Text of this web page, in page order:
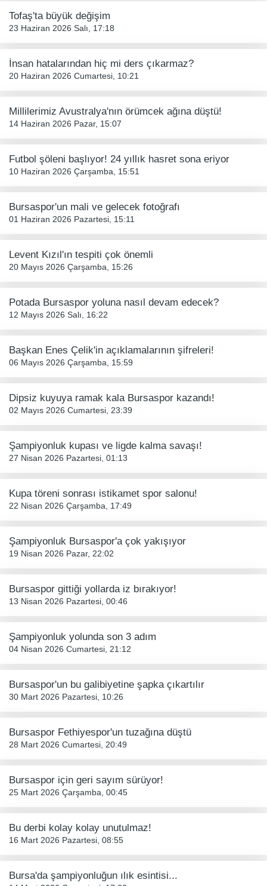
Tofaş'ta büyük değişim
23 Haziran 2026 Salı, 17:18
İnsan hatalarından hiç mi ders çıkarmaz?
20 Haziran 2026 Cumartesi, 10:21
Millilerimiz Avustralya'nın örümcek ağına düştü!
14 Haziran 2026 Pazar, 15:07
Futbol şöleni başlıyor! 24 yıllık hasret sona eriyor
10 Haziran 2026 Çarşamba, 15:51
Bursaspor'un mali ve gelecek fotoğrafı
01 Haziran 2026 Pazartesi, 15:11
Levent Kızıl'ın tespiti çok önemli
20 Mayıs 2026 Çarşamba, 15:26
Potada Bursaspor yoluna nasıl devam edecek?
12 Mayıs 2026 Salı, 16:22
Başkan Enes Çelik'in açıklamalarının şifreleri!
06 Mayıs 2026 Çarşamba, 15:59
Dipsiz kuyuya ramak kala Bursaspor kazandı!
02 Mayıs 2026 Cumartesi, 23:39
Şampiyonluk kupası ve ligde kalma savaşı!
27 Nisan 2026 Pazartesi, 01:13
Kupa töreni sonrası istikamet spor salonu!
22 Nisan 2026 Çarşamba, 17:49
Şampiyonluk Bursaspor'a çok yakışıyor
19 Nisan 2026 Pazar, 22:02
Bursaspor gittiği yollarda iz bırakıyor!
13 Nisan 2026 Pazartesi, 00:46
Şampiyonluk yolunda son 3 adım
04 Nisan 2026 Cumartesi, 21:12
Bursaspor'un bu galibiyetine şapka çıkartılır
30 Mart 2026 Pazartesi, 10:26
Bursaspor Fethiyespor'un tuzağına düştü
28 Mart 2026 Cumartesi, 20:49
Bursaspor için geri sayım sürüyor!
25 Mart 2026 Çarşamba, 00:45
Bu derbi kolay kolay unutulmaz!
16 Mart 2026 Pazartesi, 08:55
Bursa'da şampiyonluğun ılık esintisi...